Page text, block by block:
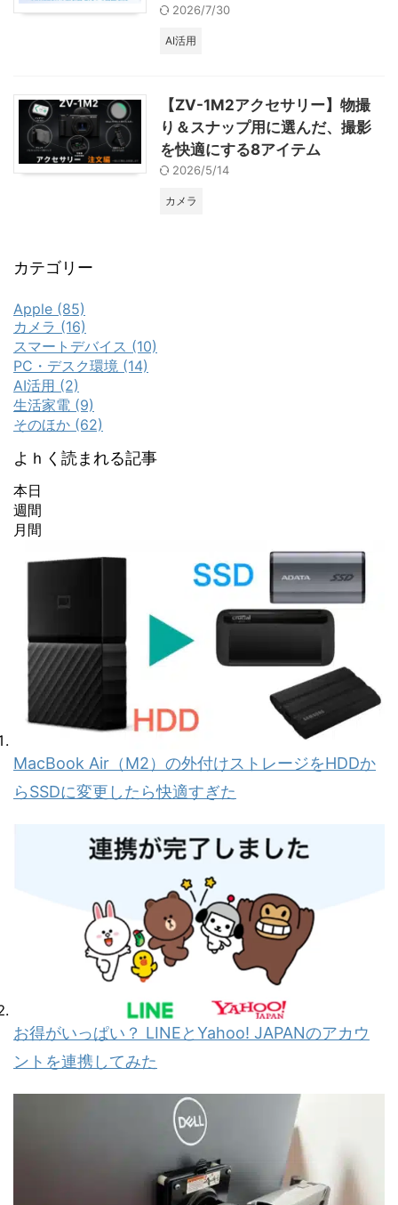
2026/7/30
AI活用
【ZV-1M2アクセサリー】物撮
り＆スナップ用に選んだ、撮影
を快適にする8アイテム
2026/5/14
カメラ
カテゴリー
Apple (85)
カメラ (16)
スマートデバイス (10)
PC・デスク環境 (14)
AI活用 (2)
生活家電 (9)
そのほか (62)
よｈく読まれる記事
本日
週間
月間
MacBook Air（M2）の外付けストレージをHDDか
らSSDに変更したら快適すぎた
お得がいっぱい？ LINEとYahoo! JAPANのアカウ
ントを連携してみた